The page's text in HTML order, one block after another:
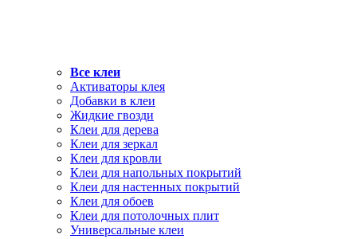
Все клеи
Активаторы клея
Добавки в клеи
Жидкие гвозди
Клеи для дерева
Клеи для зеркал
Клеи для кровли
Клеи для напольных покрытий
Клеи для настенных покрытий
Клеи для обоев
Клеи для потолочных плит
Универсальные клеи